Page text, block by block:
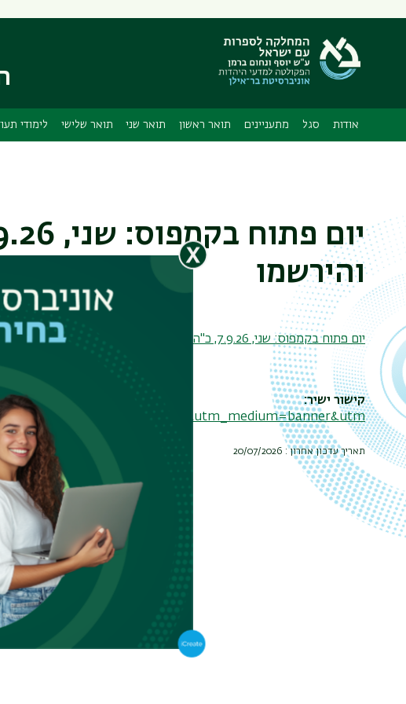
תפריט
משני
אודות סגל מתעניינים תואר ראשון תואר שני תואר שלישי לימודי
והירשמו
יום פתוח בקמפוס: שני, 7.9.26, כ"ה באלול. היכנסו והירשמו
קישור ישיר
departments&utm_medium=banner&utm_…
תאריך עדכון אחרון : 20/07/2026